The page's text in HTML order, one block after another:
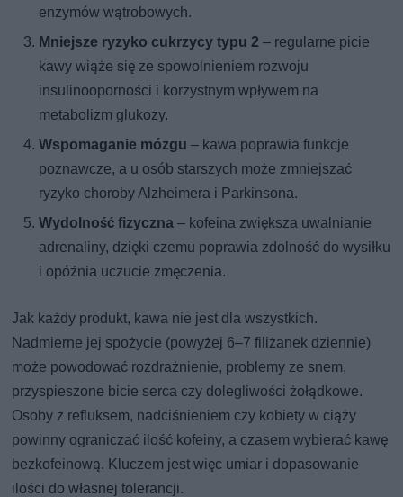
enzymów wątrobowych.
Mniejsze ryzyko cukrzycy typu 2 – regularne picie
kawy wiąże się ze spowolnieniem rozwoju
insulinooporności i korzystnym wpływem na
metabolizm glukozy.
Wspomaganie mózgu – kawa poprawia funkcje
poznawcze, a u osób starszych może zmniejszać
ryzyko choroby Alzheimera i Parkinsona.
Wydolność fizyczna – kofeina zwiększa uwalnianie
adrenaliny, dzięki czemu poprawia zdolność do wysiłku
i opóźnia uczucie zmęczenia.
Jak każdy produkt, kawa nie jest dla wszystkich.
Nadmierne jej spożycie (powyżej 6–7 filiżanek dziennie)
może powodować rozdrażnienie, problemy ze snem,
przyspieszone bicie serca czy dolegliwości żołądkowe.
Osoby z refluksem, nadciśnieniem czy kobiety w ciąży
powinny ograniczać ilość kofeiny, a czasem wybierać kawę
bezkofeinową. Kluczem jest więc umiar i dopasowanie
ilości do własnej tolerancji.